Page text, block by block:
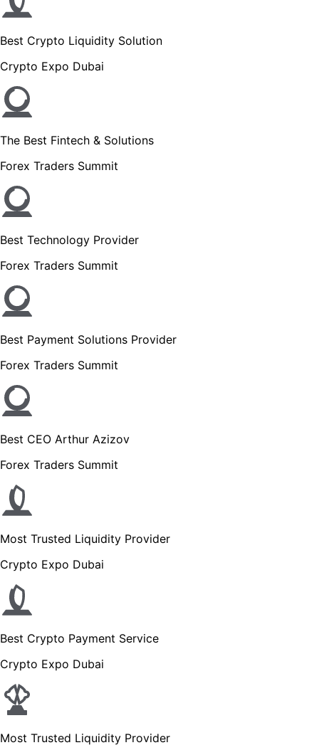
Best Crypto Liquidity Solution
Crypto Expo Dubai
The Best Fintech & Solutions
Forex Traders Summit
Best Technology Provider
Forex Traders Summit
Best Payment Solutions Provider
Forex Traders Summit
Best CEO Arthur Azizov
Forex Traders Summit
Most Trusted Liquidity Provider
Crypto Expo Dubai
Best Crypto Payment Service
Crypto Expo Dubai
Most Trusted Liquidity Provider